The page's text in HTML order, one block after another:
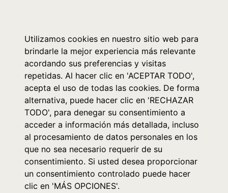
Utilizamos cookies en nuestro sitio web para
brindarle la mejor experiencia más relevante
acordando sus preferencias y visitas
repetidas. Al hacer clic en 'ACEPTAR TODO',
acepta el uso de todas las cookies. De forma
alternativa, puede hacer clic en 'RECHAZAR
TODO', para denegar su consentimiento a
acceder a información más detallada, incluso
al procesamiento de datos personales en los
que no sea necesario requerir de su
consentimiento. Si usted desea proporcionar
un consentimiento controlado puede hacer
clic en 'MÁS OPCIONES'.